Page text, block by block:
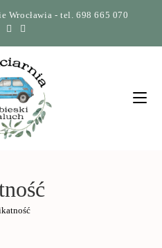
Wrocławia - tel. 698 665 070